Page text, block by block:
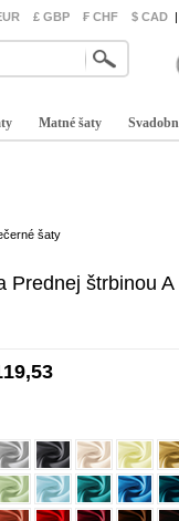
£ GBP ₣ CHF $ CAD |
Matné šaty
šaty
Prednej štrbinou